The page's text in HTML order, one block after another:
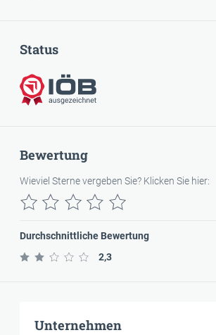
Status
IÖB-ausgezeichnet
Bewertung
Wieviel Sterne vergeben Sie? Klicken Sie hier:
Durchschnittliche Bewertung
2,3
Unternehmen